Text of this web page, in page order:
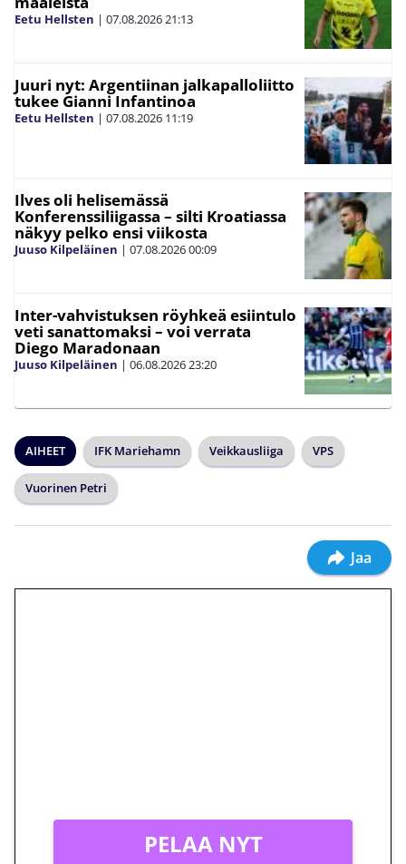
Eetu Hellsten | 07.08.202621:13
Juuri nyt: Argentiinan jalkapalloliitto
tukee Gianni Infantinoa
Eetu Hellsten | 07.08.2026 11:19
Ilves oli helisemässä
Konferenssiliigassa – silti Kroatiassa
näkyy pelko ensi viikosta
Juuso Kilpeläinen | 07.08.202600:09
Inter-vahvistuksen röyhkeä esiintulo
veti sanattomaksi – voi verrata
Diego Maradonaan
Juuso Kilpeläinen | 06.08.202623:20
AIHEET IFK Mariehamn Veikkausliiga VPS
Vuorinen Petri
Jaa
PELAA NYT